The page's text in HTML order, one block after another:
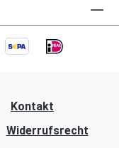
Kontakt
Widerrufsrecht